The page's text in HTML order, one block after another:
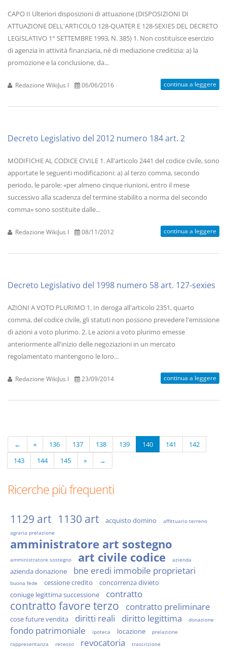
CAPO II Ulteriori disposizioni di attuazione (DISPOSIZIONI DI
ATTUAZIONE DELL'ARTICOLO 128-QUATER E 128-SEXIES DEL DECRETO
LEGISLATIVO 1° SETTEMBRE 1993, N. 385) 1. Non costituisce esercizio
di agenzia in attività finanziaria, nè di mediazione creditizia: a) la
promozione e la conclusione, da...
Redazione WikiJus I 06/06/2016 continua a leggere
Decreto Legislativo del 2012 numero 184 art. 2
MODIFICHE AL CODICE CIVILE 1. All'articolo 2441 del codice civile, sono
apportate le seguenti modificazioni: a) al terzo comma, secondo
periodo, le parole: «per almeno cinque riunioni, entro il mese
successivo alla scadenza del termine stabilito a norma del secondo
comma» sono sostituite dalle...
Redazione WikiJus I 08/11/2012 continua a leggere
Decreto Legislativo del 1998 numero 58 art. 127-sexies
AZIONI A VOTO PLURIMO 1. In deroga all'articolo 2351, quarto
comma, del codice civile, gli statuti non possono prevedere l'emissione
di azioni a voto plurimo. 2. Le azioni a voto plurimo emesse
anteriormente all'inizio delle negoziazioni in un mercato
regolamentato mantengono le loro...
Redazione WikiJus I 23/09/2014 continua a leggere
← « 136 137 138 139 140 141
142
143
144 145 » →
Ricerche più frequenti
1129 art 1130 art acquisto domino
affittuario terreno
agraria prelazione
amministratore art sostegno
amministratore sostegno art civile codice azienda
azienda donazione bne eredi immobile proprietari
buona fede cessione credito
concorrenza divieto
coniuge legittima successione
contratto
contratto favore terzo contratto preliminare
cose future vendita diritti reali diritto legittima donazione
fondo patrimoniale ipoteca locazione
prelazione
rappresentanza
recesso revocatoria trascrizione